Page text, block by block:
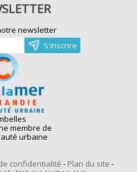
newsletter
membre de
urbaine
confidentialité - Plan du site -